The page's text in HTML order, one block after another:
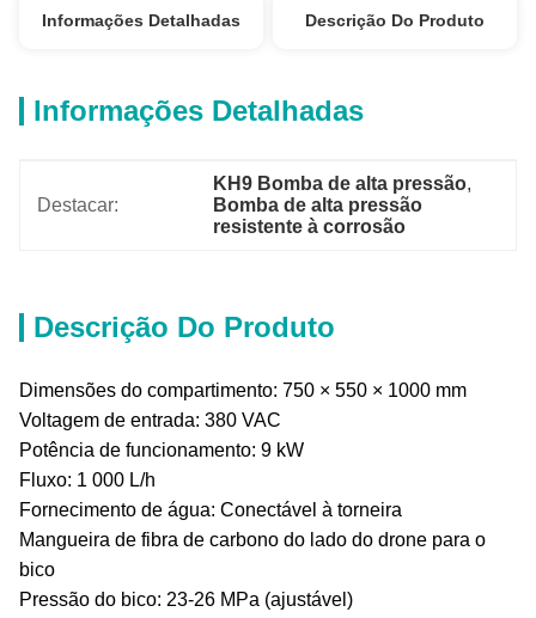
Informações Detalhadas Descrição Do Produto
Informações Detalhadas
Destacar:
KH9 Bomba de alta pressão,
Bomba de alta pressão
resistente à corrosão
Descrição Do Produto
Dimensões do compartimento: 750 × 550 × 1000 mm
Voltagem de entrada: 380 VAC
Potência de funcionamento: 9 kW
Fluxo: 1 000 L/h
Fornecimento de água: Conectável à torneira
Mangueira de fibra de carbono do lado do drone para o
bico
Pressão do bico: 23-26 MPa (ajustável)